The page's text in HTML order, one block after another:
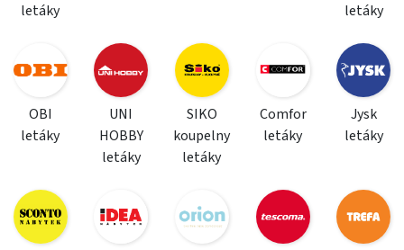
letáky
letáky
OBI
letáky
UNI
HOBBY
letáky
SIKO
koupelny
letáky
Comfor
letáky
Jysk
letáky